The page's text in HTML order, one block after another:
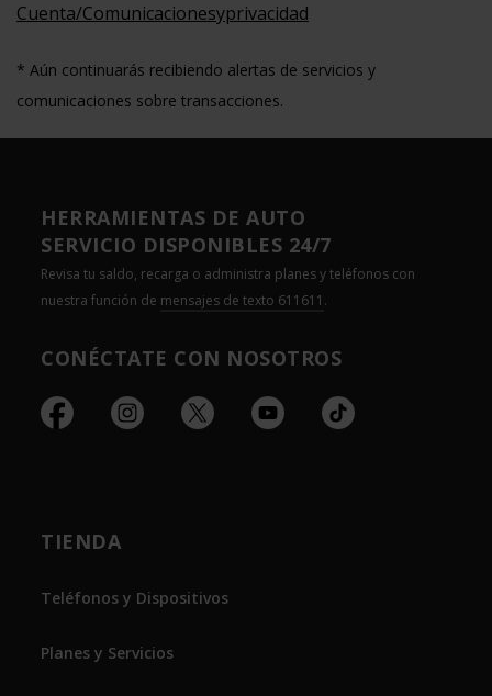
Cuenta/Comunicacionesyprivacidad
* Aún continuarás recibiendo alertas de servicios y
comunicaciones sobre transacciones.
HERRAMIENTAS DE AUTO
SERVICIO DISPONIBLES 24/7
Revisa tu saldo, recarga o administra planes y teléfonos con
nuestra función de mensajes de texto 611611 .
CONÉCTATE CON NOSOTROS
TIENDA
Teléfonos y Dispositivos
Planes y Servicios